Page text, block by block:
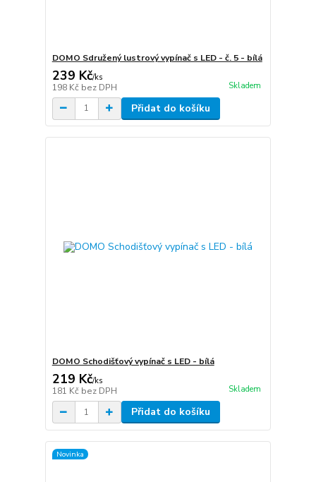
DOMO Sdružený lustrový vypínač s LED - č. 5 - bílá
239 Kč/ks
198 Kč bez DPH Skladem
Přidat do košíku
DOMO Schodišťový vypínač s LED - bílá
219 Kč/ks
181 Kč bez DPH Skladem
Přidat do košíku
Novinka